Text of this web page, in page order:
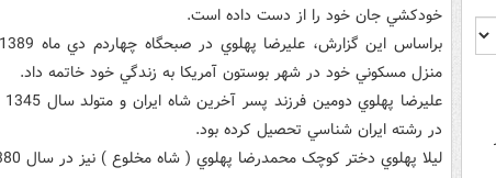
خودکشي جان خود را از دست داده است.
منزل مسکوني خود در شهر بوستون آمريکا به زندگي خود خاتمه داد.
در رشته ايران شناسي تحصيل کرده بود.
ليلا پهلوي دختر کوچک محمدرضا پهلوي ( شاه مخلوع ) نيز در سال 1380 خودکشي کرد.